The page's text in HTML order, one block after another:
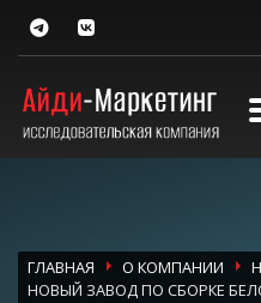
ГЛАВНАЯ О КОМПАНИИ
НОВЫЙ ЗАВОД ПО СБОРКЕ